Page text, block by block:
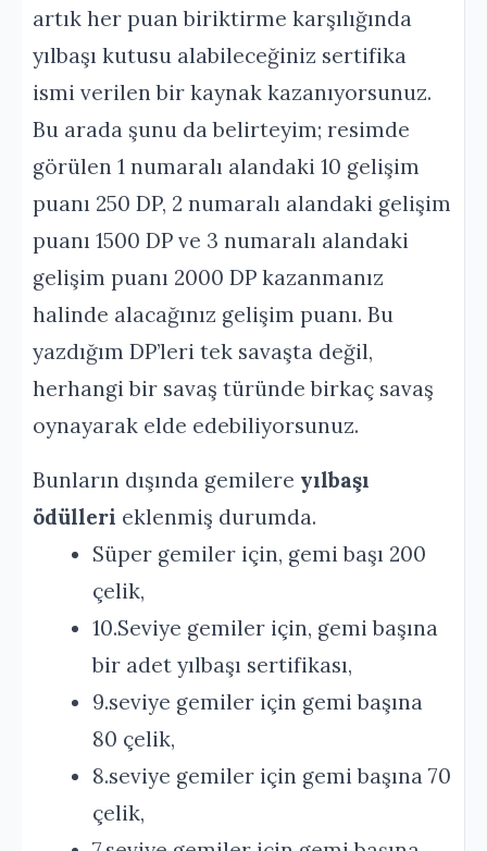
artık her puan biriktirme karşılığında
yılbaşı kutusu alabileceğiniz sertifika
ismi verilen bir kaynak kazanıyorsunuz.
Bu arada şunu da belirteyim; resimde
görülen 1 numaralı alandaki 10 gelişim
puanı 250 DP, 2 numaralı alandaki gelişim
puanı 1500 DP ve 3 numaralı alandaki
gelişim puanı 2000 DP kazanmanız
halinde alacağınız gelişim puanı. Bu
yazdığım DP’leri tek savaşta değil,
herhangi bir savaş türünde birkaç savaş
oynayarak elde edebiliyorsunuz.
Bunların dışında gemilere yılbaşı
ödülleri eklenmiş durumda.
Süper gemiler için, gemi başı 200
çelik,
10.Seviye gemiler için, gemi başına
bir adet yılbaşı sertifikası,
9.seviye gemiler için gemi başına
80 çelik,
8.seviye gemiler için gemi başına 70
çelik,